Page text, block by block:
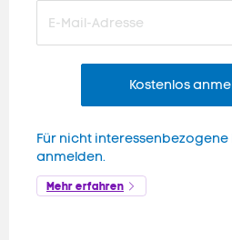
Kostenlos
Für nicht
anmelden.
Mehr erfahren